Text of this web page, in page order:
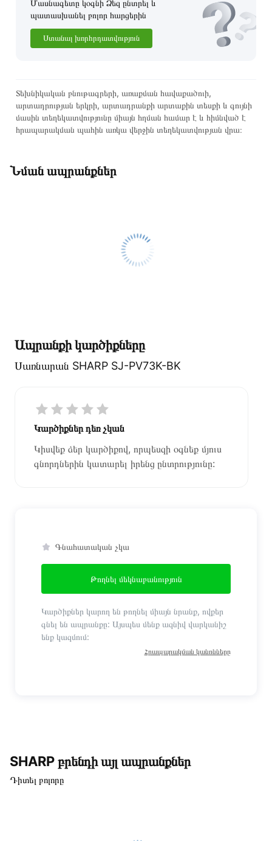
Մասնագետը կօգնի Ձեզ ընտրել և
պատասխանել բոլոր հարցերին
Ստանալ խորհրդատվություն
Տեխնիկական բնութագրերի, առաքման հավաքածուի,
արտադրության երկրի, արտադրանքի արտաքին տեսքի և գույնի
մասին տեղեկատվությունը միայն հղման համար է և հիմնված է
հրապարակման պահին առկա վերջին տեղեկատվության վրա։
Նման ապրանքներ
Ապրանքի կարծիքները
Սառնարան SHARP SJ-PV73K-BK
Կարծիքներ դեռ չկան
Կիսվեք ձեր կարծիքով, որպեսզի օգնեք մյուս
գնորդներին կատարել իրենց ընտրությունը:
Գնահատական չկա
Թողնել մեկնաբանություն
Կարծիքներ կարող են թողնել միայն նրանք, ովքեր
գնել են ապրանքը: Այսպես մենք ազնիվ վարկանիշ
ենք կազմում:
Հրապարակման կանոնները
SHARP բրենդի այլ ապրանքներ
Դիտել բոլորը